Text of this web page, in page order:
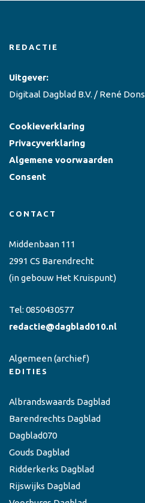
REDACTIE
Uitgever:
Digitaal Dagblad B.V. / René Dons
Cookieverklaring
Privacyverklaring
Algemene voorwaarden
Consent
CONTACT
Middenbaan 111
2991 CS Barendrecht
(in gebouw Het Kruispunt)
Tel: 0850430577
redactie@dagblad010.nl
Algemeen(archief)
EDITIES
Albrandswaards Dagblad
Barendrechts Dagblad
Dagblad070
Gouds Dagblad
Ridderkerks Dagblad
Rijswijks Dagblad